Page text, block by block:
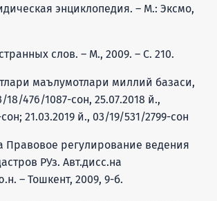
энциклопедия. – М.: Эксмо,
слов. – М., 2009. – С. 210.
маълумотлари миллий базаси,
18/476/1087-сон, 25.07.2018 й.,
21.03.2019 й., 03/19/531/2799-сон
Правовое регулирование ведения
РУз. Авт.дисс.на
– Тошкент, 2009, 9-б.